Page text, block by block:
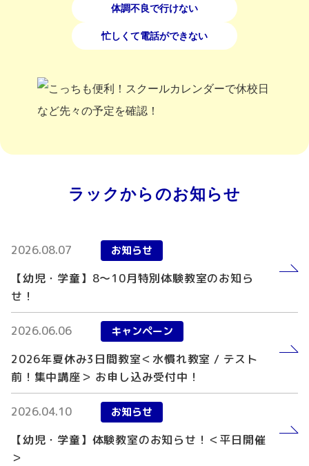
体調不良で行けない
忙しくて電話ができない
ラックからのお知らせ
2026.08.07 お知らせ
【幼児・学童】8～10月特別体験教室のお知ら
せ！
2026.06.06 キャンペーン
2026年夏休み3日間教室＜水慣れ教室 / テスト
前！集中講座＞ お申し込み受付中！
2026.04.10 お知らせ
【幼児・学童】体験教室のお知らせ！＜平日開催
＞